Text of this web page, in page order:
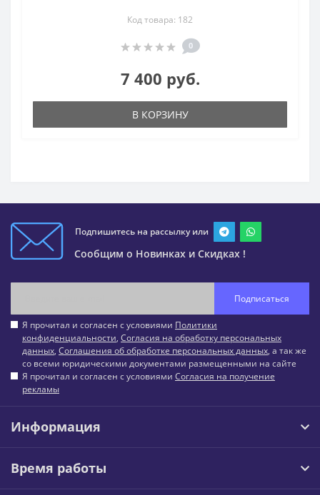
Код товара: 182
0
7 400 руб.
В КОРЗИНУ
Подпишитесь на рассылку или
Сообщим о Новинках и Скидках !
Подписаться
Я прочитал и согласен с условиями Политики
конфиденциальности, Согласия на обработку персональных
данных, Соглашения об обработке персональных данных, а так же
со всеми юридическими документами размещенными на сайте
Я прочитал и согласен с условиями Согласия на получение
рекламы
Информация
Время работы